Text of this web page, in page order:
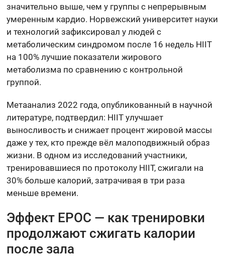
значительно выше, чем у группы с непрерывным
умеренным кардио. Норвежский университет науки
и технологий зафиксировал у людей с
метаболическим синдромом после 16 недель HIIT
на 100% лучшие показатели жирового
метаболизма по сравнению с контрольной
группой.
Метаанализ 2022 года, опубликованный в научной
литературе, подтвердил: HIIT улучшает
выносливость и снижает процент жировой массы
даже у тех, кто прежде вёл малоподвижный образ
жизни. В одном из исследований участники,
тренировавшиеся по протоколу HIIT, сжигали на
30% больше калорий, затрачивая в три раза
меньше времени.
Эффект EPOC — как тренировки
продолжают сжигать калории
после зала